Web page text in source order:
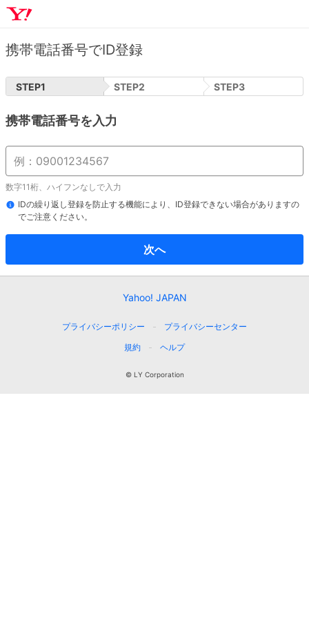
携帯電話番号でID登録
STEP1 STEP2 STEP3
携帯電話番号を入力
数字11桁、ハイフンなしで入力
IDの繰り返し登録を防止する機能により、ID登録できない場合がありますの
でご注意ください。
次へ
Yahoo! JAPAN
プライバシーポリシー
プライバシーセンター
規約
ヘルプ
© LY Corporation